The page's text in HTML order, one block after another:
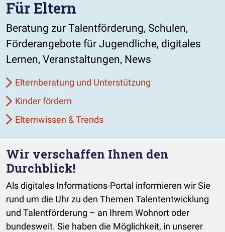
Für Eltern
Beratung zur Talentförderung, Schulen,
Förderangebote für Jugendliche, digitales
Lernen, Veranstaltungen, News
Elternberatung und Unterstützung
Kinder fördern
Elternwissen & Trends
Wir verschaffen Ihnen den
Durchblick!
Als digitales Informations-Portal informieren wir Sie
rund um die Uhr zu den Themen Talententwicklung
und Talentförderung – an Ihrem Wohnort oder
bundesweit. Sie haben die Möglichkeit, in unserer